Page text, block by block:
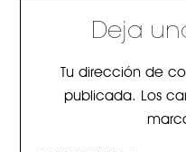
Deja
Tu dirección de
publicada. Los